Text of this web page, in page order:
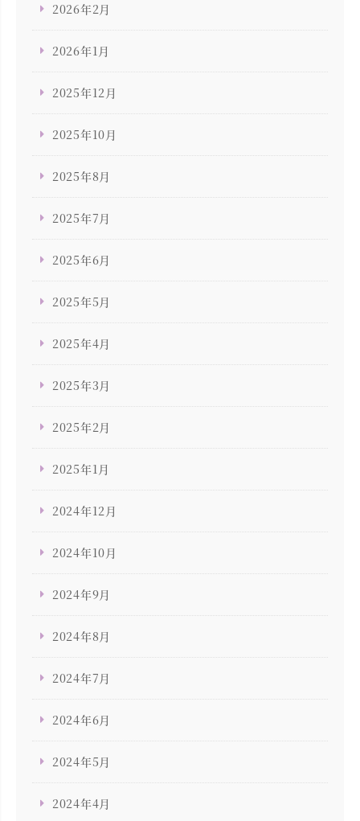
2026年2月
2026年1月
2025年12月
2025年10月
2025年8月
2025年7月
2025年6月
2025年5月
2025年4月
2025年3月
2025年2月
2025年1月
2024年12月
2024年10月
2024年9月
2024年8月
2024年7月
2024年6月
2024年5月
2024年4月